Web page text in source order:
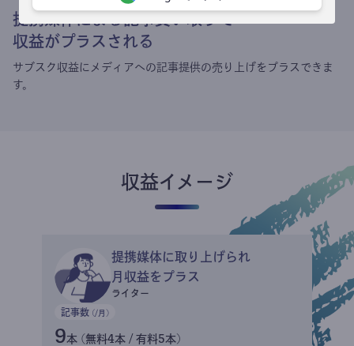
提携媒体による記事買い取りで
収益がプラスされる
サブスク収益にメディアへの記事提供の売り上げをプラスできま
す。
収益イメージ
提携媒体に取り上げられ
月収益をプラス
ライター
記事数 (/月)
9本 (無料4本 / 有料5本)